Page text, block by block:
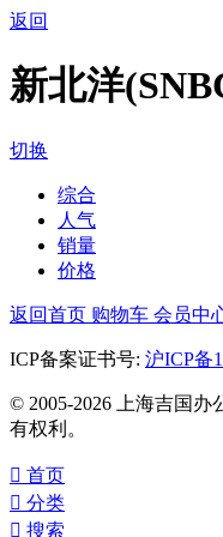
返回
新北洋
切换
综合
人气
销量
价格
返回首页 购物车 会员中
ICP备案证书号: 沪ICP备
© 2005-2026 上海吉国
有权利。
 首页
 分类
 搜索